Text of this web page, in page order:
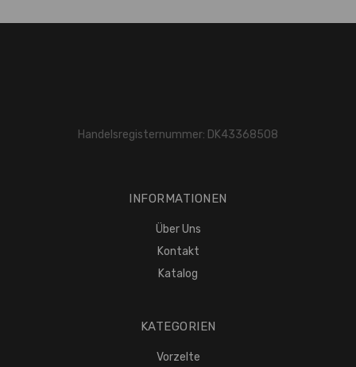
Handelsregisternummer: DK43368508
INFORMATIONEN
Über Uns
Kontakt
Katalog
KATEGORIEN
Vorzelte